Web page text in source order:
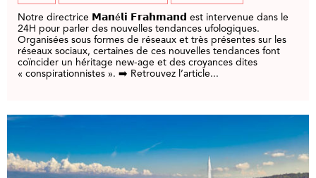
Notre directrice 𝗠𝗮𝗻é𝗹𝗶 𝗙𝗿𝗮𝗵𝗺𝗮𝗻𝗱 est intervenue dans le
24H pour parler des nouvelles tendances ufologiques.
Organisées sous formes de réseaux et très présentes sur les
réseaux sociaux, certaines de ces nouvelles tendances font
coïncider un héritage new-age et des croyances dites
« conspirationnistes ». ➡️ Retrouvez l’article...